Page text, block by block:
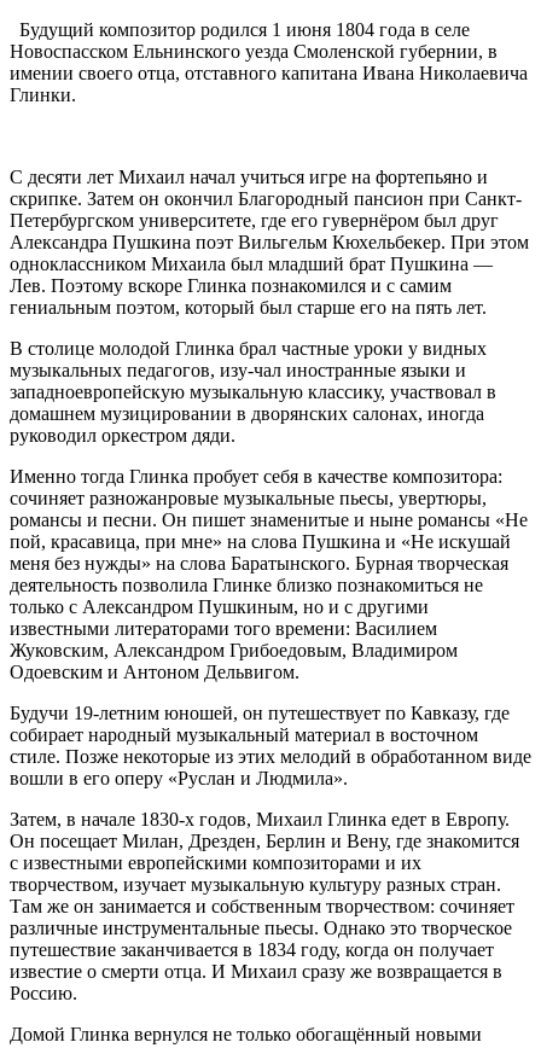
Будущий композитор родился 1 июня 1804 года в селе
Новоспасском Ельнинского уезда Смоленской губернии, в
имении своего отца, отставного капитана Ивана Николаевича
Глинки.
С десяти лет Михаил начал учиться игре на фортепьяно и
скрипке. Затем он окончил Благородный пансион при Санкт-
Петербургском университете, где его гувернёром был друг
Александра Пушкина поэт Вильгельм Кюхельбекер. При этом
одноклассником Михаила был младший брат Пушкина —
Лев. Поэтому вскоре Глинка познакомился и с самим
гениальным поэтом, который был старше его на пять лет.
В столице молодой Глинка брал частные уроки у видных
музыкальных педагогов, изу-чал иностранные языки и
западноевропейскую музыкальную классику, участвовал в
домашнем музицировании в дворянских салонах, иногда
руководил оркестром дяди.
Именно тогда Глинка пробует себя в качестве композитора:
сочиняет разножанровые музыкальные пьесы, увертюры,
романсы и песни. Он пишет знаменитые и ныне романсы «Не
пой, красавица, при мне» на слова Пушкина и «Не искушай
меня без нужды» на слова Баратынского. Бурная творческая
деятельность позволила Глинке близко познакомиться не
только с Александром Пушкиным, но и с другими
известными литераторами того времени: Василием
Жуковским, Александром Грибоедовым, Владимиром
Одоевским и Антоном Дельвигом.
Будучи 19-летним юношей, он путешествует по Кавказу, где
собирает народный музыкальный материал в восточном
стиле. Позже некоторые из этих мелодий в обработанном виде
вошли в его оперу «Руслан и Людмила».
Затем, в начале 1830-х годов, Михаил Глинка едет в Европу.
Он посещает Милан, Дрезден, Берлин и Вену, где знакомится
с известными европейскими композиторами и их
творчеством, изучает музыкальную культуру разных стран.
Там же он занимается и собственным творчеством: сочиняет
различные инструментальные пьесы. Однако это творческое
путешествие заканчивается в 1834 году, когда он получает
известие о смерти отца. И Михаил сразу же возвращается в
Россию.
Домой Глинка вернулся не только обогащённый новыми